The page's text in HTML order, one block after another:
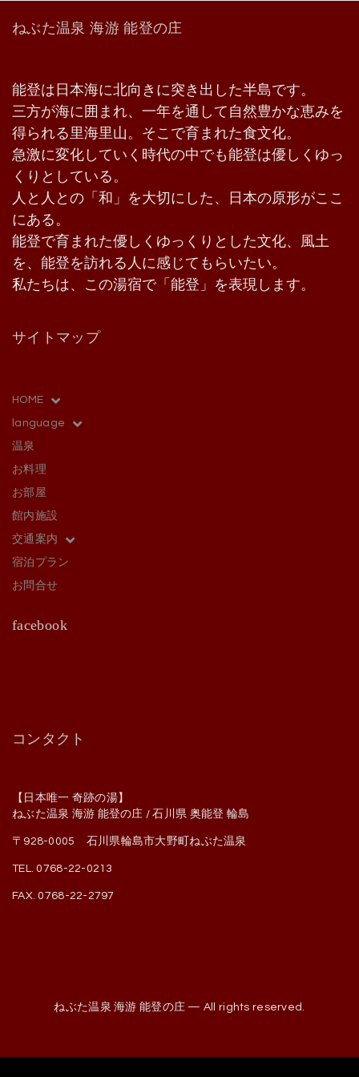
ねぶた温泉 海游 能登の庄
能登は日本海に北向きに突き出した半島です。
三方が海に囲まれ、一年を通して自然豊かな恵みを
得られる里海里山。そこで育まれた食文化。
急激に変化していく時代の中でも能登は優しくゆっ
くりとしている。
人と人との「和」を大切にした、日本の原形がここ
にある。
能登で育まれた優しくゆっくりとした文化、風土
を、能登を訪れる人に感じてもらいたい。
私たちは、この湯宿で「能登」を表現します。
サイトマップ
HOME
language
温泉
お料理
お部屋
館内施設
交通案内
宿泊プラン
お問合せ
facebook
コンタクト
【日本唯一 奇跡の湯】
ねぶた温泉 海游 能登の庄 / 石川県 奥能登 輪島
〒928-0005 石川県輪島市大野町ねぶた温泉
TEL. 0768-22-0213
FAX. 0768-22-2797
ねぶた温泉 海游 能登の庄 — All rights reserved.